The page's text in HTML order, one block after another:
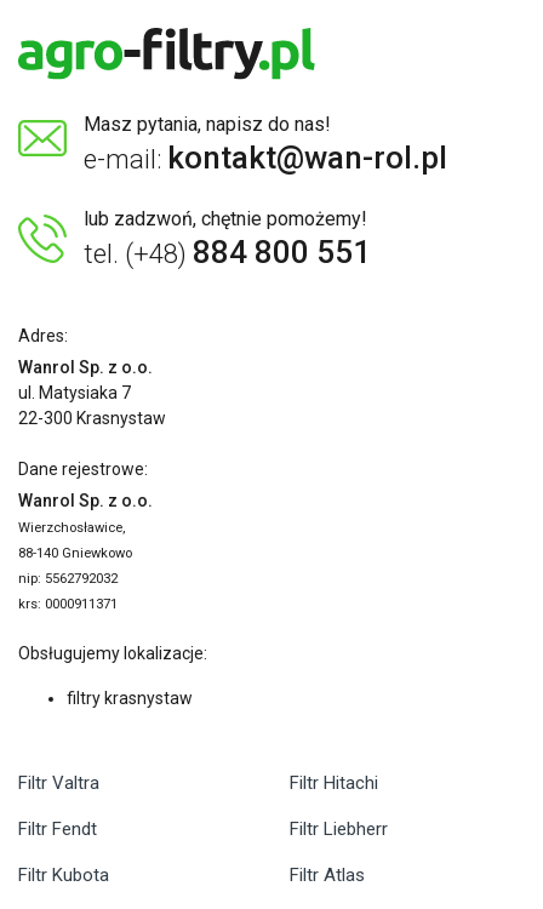
Masz pytania, napisz do nas!
e-mail: kontakt@wan-rol.pl
lub zadzwoń, chętnie pomożemy!
tel. (+48) 884 800 551
Adres:
Wanrol Sp. z o.o.
ul. Matysiaka 7
22-300 Krasnystaw
Dane rejestrowe:
Wanrol Sp. z o.o.
Wierzchosławice,
88-140 Gniewkowo
nip: 5562792032
krs: 0000911371
Obsługujemy lokalizacje:
filtry krasnystaw
Filtr Valtra
Filtr Fendt
Filtr Kubota
Filtr Hitachi
Filtr Liebherr
Filtr Atlas